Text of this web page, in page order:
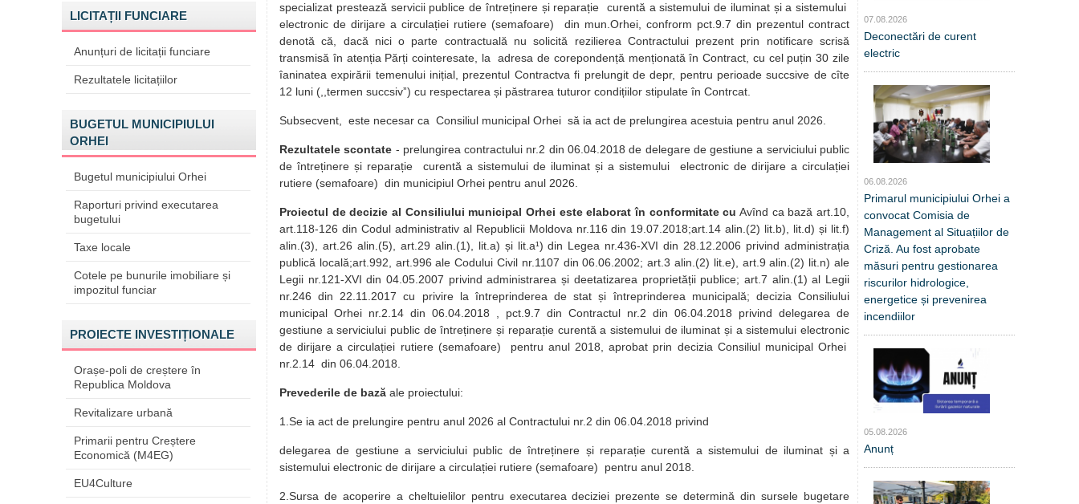
LICITAȚII FUNCIARE
Anunțuri de licitații funciare
Rezultatele licitațiilor
BUGETUL MUNICIPIULUI
ORHEI
Bugetul municipiului Orhei
Raporturi privind executarea
bugetului
Taxe locale
Cotele pe bunurile imobiliare și
impozitul funciar
PROIECTE INVESTIȚIONALE
Orașe-poli de creștere în
Republica Moldova
Revitalizare urbană
Primarii pentru Creștere
Economică (M4EG)
EU4Culture
specializat prestează servicii publice de întreținere și reparație curentă a sistemului de iluminat și a sistemului
electronic de dirijare a circulației rutiere (semafoare) din mun.Orhei, confrorm pct.9.7 din prezentul contract
denotă că, dacă nici o parte contractuală nu solicită rezilierea Contractului prezent prin notificare scrisă
transmisă în atenția Părți cointeresate, la adresa de corepondență menționată în Contract, cu cel puțin 30 zile
îaninatea expirării temenului inițial, prezentul Contractva fi prelungit de depr, pentru perioade succsive de cîte
12 luni (,,termen succsivˮ) cu respectarea și păstrarea tuturor condițiilor stipulate în Contrcat.
Subsecvent, este necesar ca Consiliul municipal Orhei să ia act de prelungirea acestuia pentru anul 2026.
Rezultatele scontate - prelungirea contractului nr.2 din 06.04.2018 de delegare de gestiune a serviciului public
de întreținere și reparație curentă a sistemului de iluminat și a sistemului electronic de dirijare a circulației
rutiere (semafoare) din municipiul Orhei pentru anul 2026.
Proiectul de decizie al Consiliului municipal Orhei este elaborat în conformitate cu Avînd ca bază art.10,
art.118-126 din Codul administrativ al Republicii Moldova nr.116 din 19.07.2018;art.14 alin.(2) lit.b), lit.d) și lit.f)
alin.(3), art.26 alin.(5), art.29 alin.(1), lit.a) și lit.a¹) din Legea nr.436-XVI din 28.12.2006 privind administrația
publică locală;art.992, art.996 ale Codului Civil nr.1107 din 06.06.2002; art.3 alin.(2) lit.e), art.9 alin.(2) lit.n) ale
Legii nr.121-XVI din 04.05.2007 privind administrarea și deetatizarea proprietății publice; art.7 alin.(1) al Legii
nr.246 din 22.11.2017 cu privire la întreprinderea de stat și întreprinderea municipală; decizia Consiliului
municipal Orhei nr.2.14 din 06.04.2018 , pct.9.7 din Contractul nr.2 din 06.04.2018 privind delegarea de
gestiune a serviciului public de întreținere și reparație curentă a sistemului de iluminat și a sistemului electronic
de dirijare a circulației rutiere (semafoare) pentru anul 2018, aprobat prin decizia Consiliul municipal Orhei
nr.2.14 din 06.04.2018.
Prevederile de bază ale proiectului:
1.Se ia act de prelungire pentru anul 2026 al Contractului nr.2 din 06.04.2018 privind
delegarea de gestiune a serviciului public de întreținere și reparație curentă a sistemului de iluminat și a
sistemului electronic de dirijare a circulației rutiere (semafoare) pentru anul 2018.
2.Sursa de acoperire a cheltuielilor pentru executarea deciziei prezente se determină din sursele bugetare
07.08.2026
Deconectări de curent
electric
06.08.2026
Primarul municipiului Orhei a
convocat Comisia de
Management al Situațiilor de
Criză. Au fost aprobate
măsuri pentru gestionarea
riscurilor hidrologice,
energetice și prevenirea
incendiilor
05.08.2026
Anunț